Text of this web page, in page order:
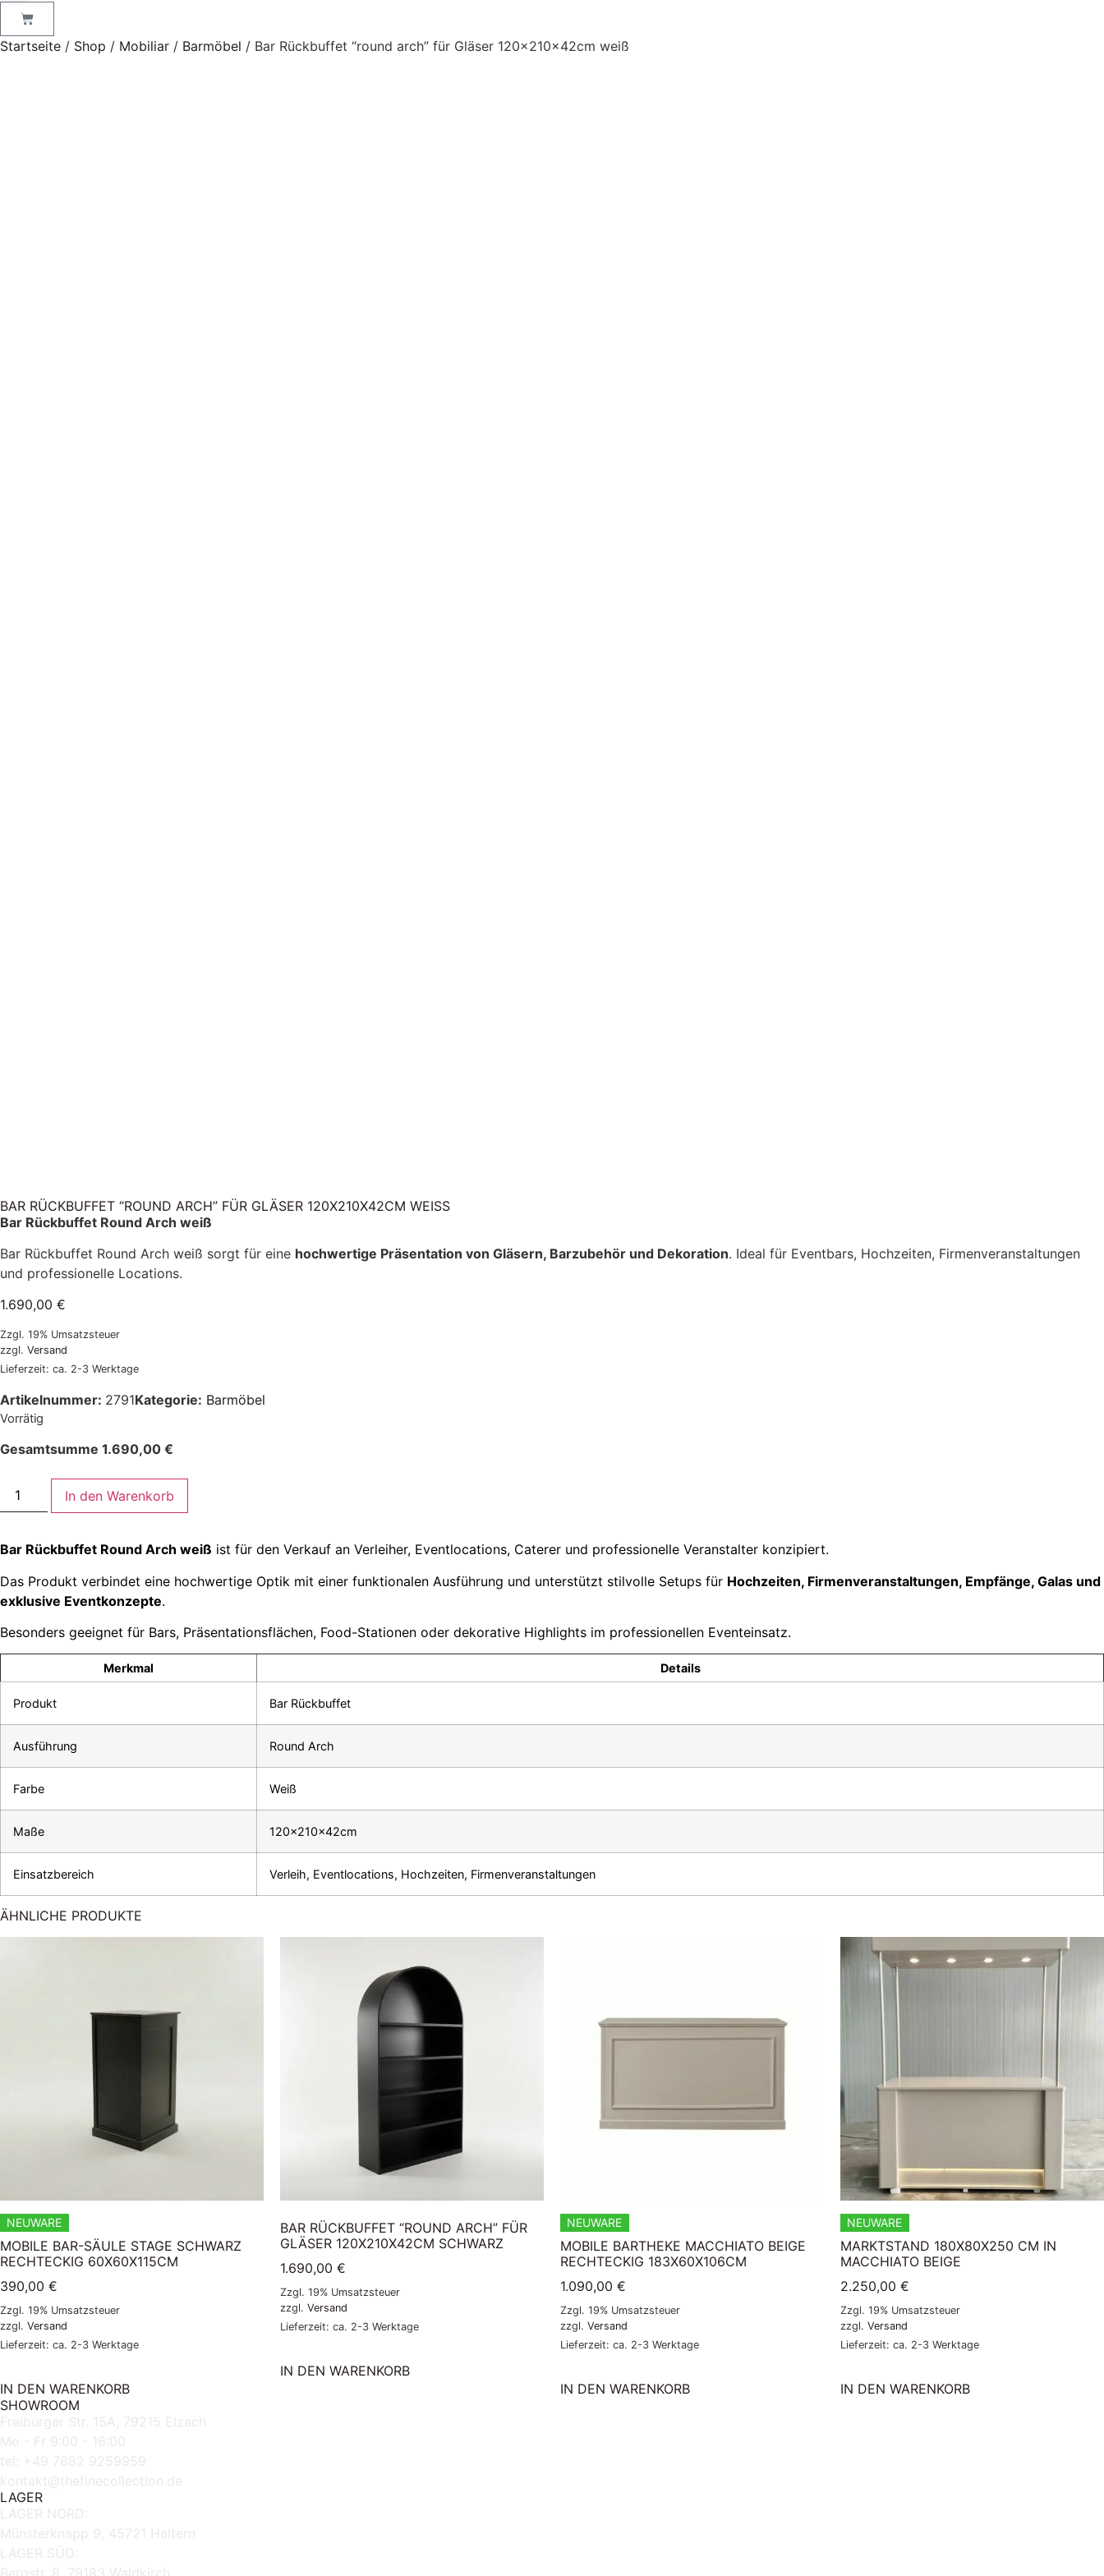
Startseite / Shop / Mobiliar / Barmöbel / Bar Rückbuffet “round arch” für Gläser 120x210x42cm weiß
BAR RÜCKBUFFET “ROUND ARCH” FÜR GLÄSER 120X210X42CM WEISS
Bar Rückbuffet Round Arch weiß
Bar Rückbuffet Round Arch weiß sorgt für eine hochwertige Präsentation von Gläsern, Barzubehör und Dekoration. Ideal für Eventbars, Hochzeiten, Firmenveranstaltungen
und professionelle Locations.
1.690,00 €
Zzgl. 19% Umsatzsteuer
zzgl. Versand
Lieferzeit: ca. 2-3 Werktage
Artikelnummer: 2791Kategorie: Barmöbel
Vorrätig
Gesamtsumme 1.690,00 €
In den Warenkorb
Bar Rückbuffet Round Arch weiß ist für den Verkauf an Verleiher, Eventlocations, Caterer und professionelle Veranstalter konzipiert.
Das Produkt verbindet eine hochwertige Optik mit einer funktionalen Ausführung und unterstützt stilvolle Setups für Hochzeiten, Firmenveranstaltungen, Empfänge, Galas und
exklusive Eventkonzepte.
Besonders geeignet für Bars, Präsentationsflächen, Food-Stationen oder dekorative Highlights im professionellen Eventeinsatz.
Merkmal Details
Produkt Bar Rückbuffet
Ausführung Round Arch
Farbe Weiß
Maße 120x210x42cm
Einsatzbereich Verleih, Eventlocations, Hochzeiten, Firmenveranstaltungen
ÄHNLICHE PRODUKTE
NEUWARE
MOBILE BAR-SÄULE STAGE SCHWARZ
RECHTECKIG 60X60X115CM
390,00 €
Zzgl. 19% Umsatzsteuer
zzgl. Versand
Lieferzeit: ca. 2-3 Werktage
IN DEN WARENKORB
BAR RÜCKBUFFET “ROUND ARCH” FÜR
GLÄSER 120X210X42CM SCHWARZ
1.690,00 €
Zzgl. 19% Umsatzsteuer
zzgl. Versand
Lieferzeit: ca. 2-3 Werktage
IN DEN WARENKORB
NEUWARE
MOBILE BARTHEKE MACCHIATO BEIGE
RECHTECKIG 183X60X106CM
1.090,00 €
Zzgl. 19% Umsatzsteuer
zzgl. Versand
Lieferzeit: ca. 2-3 Werktage
IN DEN WARENKORB
NEUWARE
MARKTSTAND 180X80X250 CM IN
MACCHIATO BEIGE
2.250,00 €
Zzgl. 19% Umsatzsteuer
zzgl. Versand
Lieferzeit: ca. 2-3 Werktage
IN DEN WARENKORB
SHOWROOM
Freiburger Str. 15A, 79215 Elzach
Mo - Fr 9:00 - 16:00
tel: +49 7682 9259959
kontakt@thefinecollection.de
LAGER
LAGER NORD:
Münsterknapp 9, 45721 Haltern
LAGER SÜD: